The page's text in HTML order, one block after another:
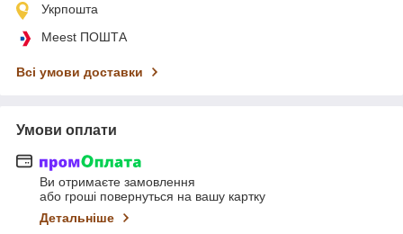
Укрпошта
Meest ПОШТА
Всі умови доставки
Умови оплати
Ви отримаєте замовлення
або гроші повернуться на вашу картку
Детальніше